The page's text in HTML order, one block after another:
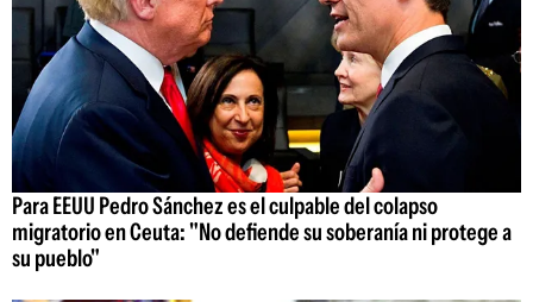
Para EEUU Pedro Sánchez es el culpable del colapso
migratorio en Ceuta: "No defiende su soberanía ni protege a
su pueblo"